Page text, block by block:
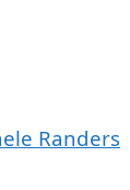
Randers